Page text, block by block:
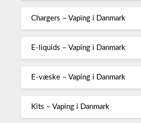
Chargers – Vaping i Danmark
E-liquids – Vaping i Danmark
E-væske – Vaping i Danmark
Kits – Vaping i Danmark